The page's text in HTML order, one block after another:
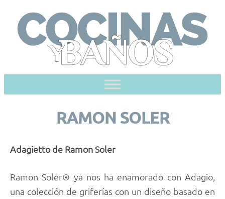
content
RAMON SOLER
Adagietto de Ramon Soler
Ramon Soler® ya nos ha enamorado con Adagio,
una colección de griferías con un diseño basado en